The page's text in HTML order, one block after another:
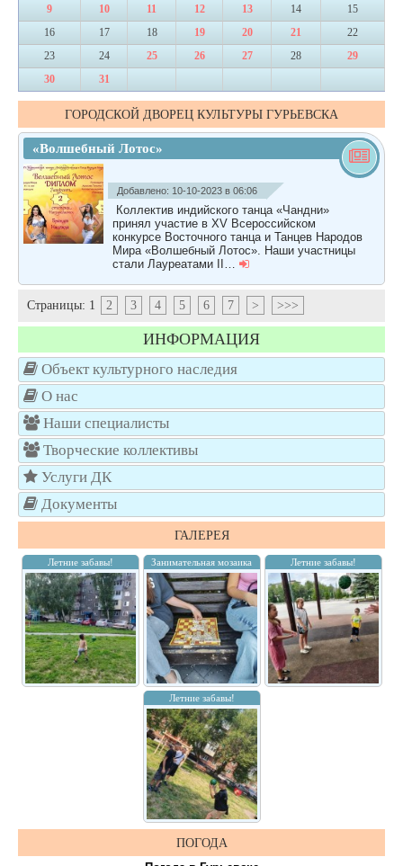
9
10 11 12 13 14
15
16
17 18 19 20 21
22
23
24 25 26 27 28
29
30
31
ГОРОДСКОЙ ДВОРЕЦ КУЛЬТУРЫ ГУРЬЕВСКА
«Волшебный Лотос»
Добавлено: 10-10-2023 в 06:06
Коллектив индийского танца «Чандни»
принял участие в XV Всероссийском
конкурсе Восточного танца и Танцев Народов
Мира «Волшебный Лотос». Наши участницы
стали Лауреатами II…
Страницы: 1 2 3 4 5 6 7 > >>>
ИНФОРМАЦИЯ
Объект культурного наследия
О нас
Наши специалисты
Творческие коллективы
Услуги ДК
Документы
ГАЛЕРЕЯ
Летние забавы! Занимательная мозаика Летние забавы!
Летние забавы!
ПОГОДА